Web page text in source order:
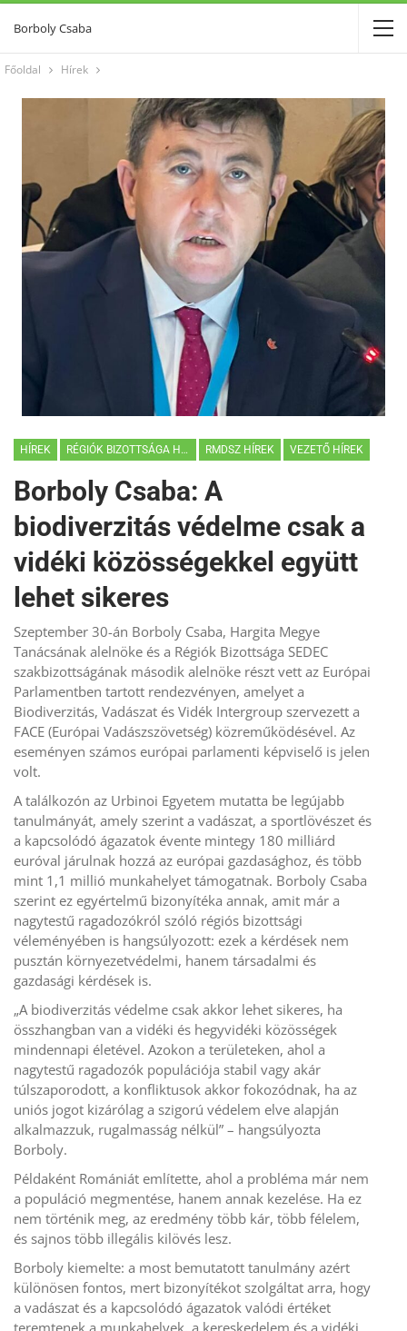
Borboly Csaba
Főoldal Hírek
HÍREK RÉGIÓK BIZOTTSÁGA HÍREK RMDSZ HÍREK VEZETŐ HÍREK
Borboly Csaba: A
biodiverzitás védelme csak a
vidéki közösségekkel együtt
lehet sikeres
Szeptember 30-án Borboly Csaba, Hargita Megye
Tanácsának alelnöke és a Régiók Bizottsága SEDEC
szakbizottságának második alelnöke részt vett az Európai
Parlamentben tartott rendezvényen, amelyet a
Biodiverzitás, Vadászat és Vidék Intergroup szervezett a
FACE (Európai Vadászszövetség) közreműködésével. Az
eseményen számos európai parlamenti képviselő is jelen
volt.
A találkozón az Urbinoi Egyetem mutatta be legújabb
tanulmányát, amely szerint a vadászat, a sportlövészet és
a kapcsolódó ágazatok évente mintegy 180 milliárd
euróval járulnak hozzá az európai gazdasághoz, és több
mint 1,1 millió munkahelyet támogatnak. Borboly Csaba
szerint ez egyértelmű bizonyítéka annak, amit már a
nagytestű ragadozókról szóló régiós bizottsági
véleményében is hangsúlyozott: ezek a kérdések nem
pusztán környezetvédelmi, hanem társadalmi és
gazdasági kérdések is.
„A biodiverzitás védelme csak akkor lehet sikeres, ha
összhangban van a vidéki és hegyvidéki közösségek
mindennapi életével. Azokon a területeken, ahol a
nagytestű ragadozók populációja stabil vagy akár
túlszaporodott, a konfliktusok akkor fokozódnak, ha az
uniós jogot kizárólag a szigorú védelem elve alapján
alkalmazzuk, rugalmasság nélkül” – hangsúlyozta
Borboly.
Példaként Romániát említette, ahol a probléma már nem
a populáció megmentése, hanem annak kezelése. Ha ez
nem történik meg, az eredmény több kár, több félelem,
és sajnos több illegális kilövés lesz.
Borboly kiemelte: a most bemutatott tanulmány azért
különösen fontos, mert bizonyítékot szolgáltat arra, hogy
a vadászat és a kapcsolódó ágazatok valódi értéket
teremtenek a munkahelyek, a kereskedelem és a vidéki